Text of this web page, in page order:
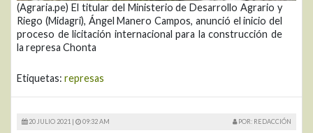
(Agraria.pe) El titular del Ministerio de Desarrollo Agrario y
Riego (Midagri), Ángel Manero Campos, anunció el inicio del
proceso de licitación internacional para la construcción de
la represa Chonta
Etiquetas: represas
20 JULIO 2021 | 09:32 AM POR: REDACCIÓN